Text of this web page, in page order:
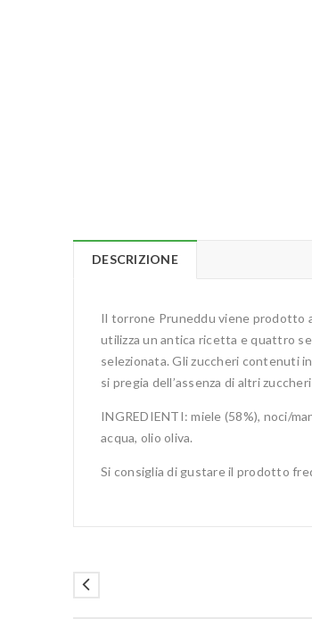
DESCRIZIONE
Il torrone Pruneddu viene prodotto
utilizza un antica ricetta e quattro
selezionata. Gli zuccheri contenuti
si pregia dell’assenza di altri
INGREDIENTI: miele (58%), noci/
acqua, olio oliva.
Si consiglia di gustare il prodotto